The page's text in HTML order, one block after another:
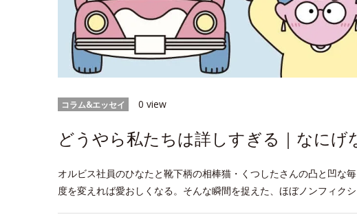
コラム&エッセイ 0 view
どうやら私たちは詳しすぎる｜なにげ
オルビス社員のひなたと靴下柄の相棒猫・くつしたさんの凸と凹な
度を変えれば愛おしくなる。そんな瞬間を捉えた、ほぼノンフィク